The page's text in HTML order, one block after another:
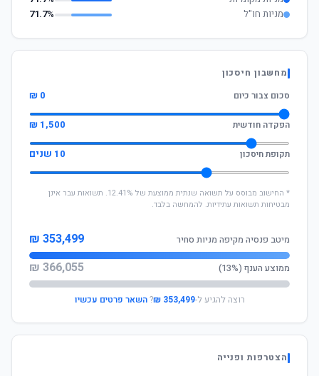
מניות חו"ל
71.7%
מחשבון חיסכון
סכום צבור כיום
0 ₪
הפקדה חודשית 1,500 ₪
תקופת חיסכון 10 שנים
* החישוב מבוסס על תשואה שנתית ממוצעת של 12.41%. תשואות עבר אינן
מבטיחות תשואות עתידיות. להמחשה בלבד.
מיטב פנסיה מקיפה מניות סחיר 353,499 ₪
ממוצע הענף (13%) 366,055 ₪
רוצה להגיע ל-353,499 ₪
?השאר פרטים עכשיו
הצטרפות ופנייה